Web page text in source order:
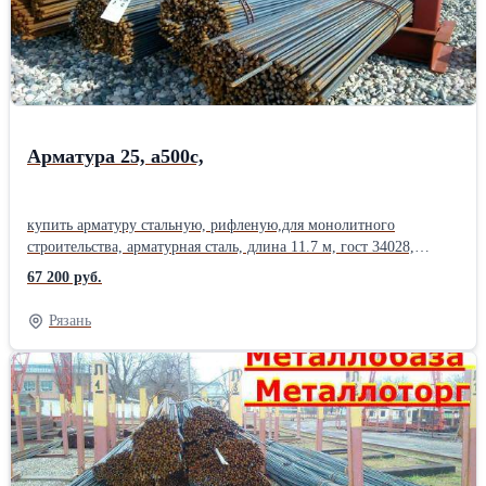
20,арматура 22, арматура 25, арматура 28, арматура 32, арматура
36, арматура 40,Производитель: ММК Вид материала: Стальная
Назначение: Монтажная Класс: А-III (А500С) Форма профиля:
Периодическая Диаметр: 28 - 32 мм Принцип действия:
Ненапрягаемая Способ изготовления: Стержневая Способ
Арматура 25, а500с,
купить арматуру стальную, рифленую,для монолитного
строительства, арматурная сталь, длина 11.7 м, гост 34028,
диаметр арматуры, от 6 мм до 40 мм . Арматура А500С, свежая,
всегда в наличии, вес арматуры. арматура цена, уточняйте у
менеджера. Купить металл: труба стальная, труба профильная,
квадратная, прямоугольная, труба оцинкованная, арматура 12
мм, арматура а1, проволока, полоса , квадрат , круглая труба,
лист стальной , оцинковка, швеллер , уголок, балка, двутавр,
шестигранник , вязальная проволока .Отгрузка по весам.
Сертификат. Доставка по Рязанской области. Есть склады в 40
городах России. Отгрузка от 1 штуки, в розницу, резка металла,
размер швеллера, работаем с частниками. арматура 6, арматура
67 200 руб.
Рязань